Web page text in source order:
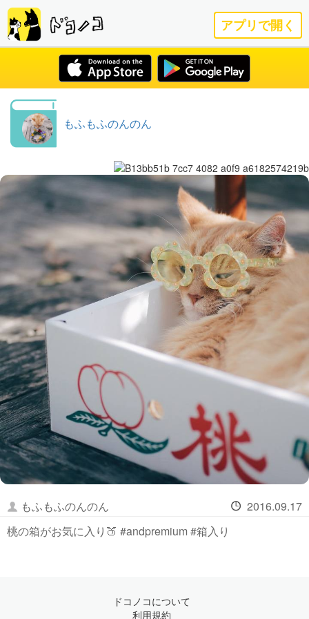
アプリで開く
もふもふのんのん
もふもふのんのん
2016.09.17
桃の箱がお気に入り🍑 #andpremium #箱入り
ドコノコについて
利用規約